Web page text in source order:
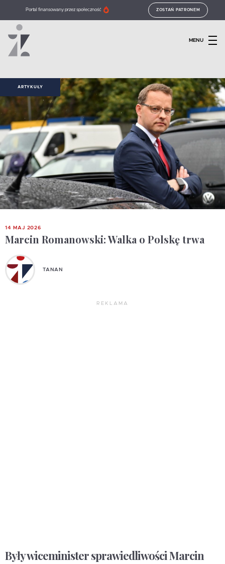
Portal finansowany przez społeczność ZOSTAŃ PATRONEM
MENU
ARTYKUŁY
14 MAJ 2026
Marcin Romanowski: Walka o Polskę trwa
TANAN
REKLAMA
Były wiceminister sprawiedliwości Marcin